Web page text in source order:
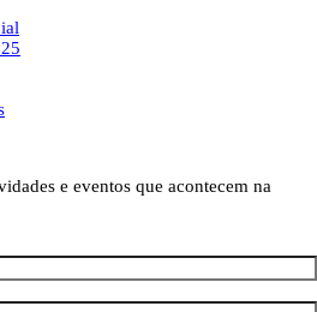
e eventos que acontecem na